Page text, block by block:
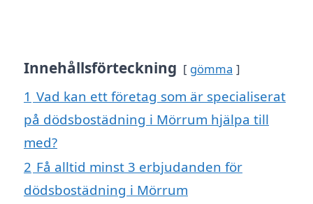
Innehållsförteckning gömma
1 Vad kan ett företag som är specialiserat
på dödsbostädning i Mörrum hjälpa till
med?
2 Få alltid minst 3 erbjudanden för
dödsbostädning i Mörrum